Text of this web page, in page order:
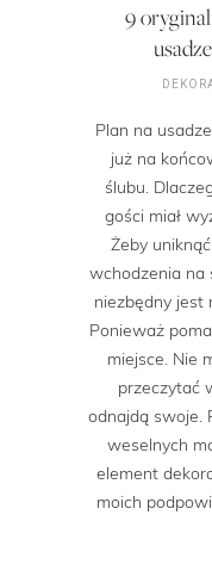
9
Plan na
już na
ślubu.
gości miał
Żeby
wchodzenia na
niezbędny jest
Ponieważ
miejsce. Nie
przeczytać
odnajdą swoje.
weselnych
element
moich